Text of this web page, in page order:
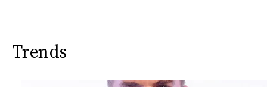
Trends